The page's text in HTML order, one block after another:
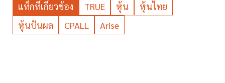
แท็กที่เกี่ยวข้อง TRUE หุ้น
หุ้นไทย
หุ้นปันผล
CPALL Arise